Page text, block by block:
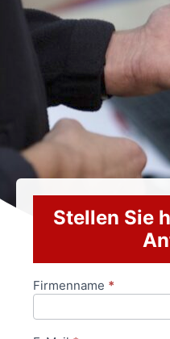
Stellen Sie
Anfrageformular
Firmenname *